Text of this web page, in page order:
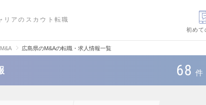
リアのスカウト転職
初めて
M&A 広島県のM&Aの転職・求人情報一覧
68 件